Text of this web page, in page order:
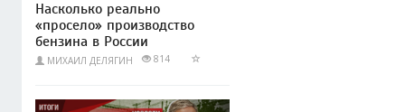
Насколько реально
«просело» производство
бензина в России
МИХАИЛ ДЕЛЯГИН 814